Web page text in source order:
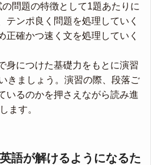
問題の特徴として1題あたりに
テンポ良く問題を処理していく
正確かつ速く文を処理していく
身につけた基礎力をもとに演習
きましょう。演習の際、段落ご
いるのかを押さえながら読み進
ます。
語が解けるようになるた